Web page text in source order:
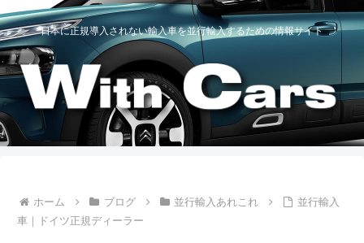
日本に正規導入されない輸入車を並行輸入するための情報サイト
ホーム ブログ 並行輸入あれこれ
並行輸入
車｜ドイツ正規ディーラー